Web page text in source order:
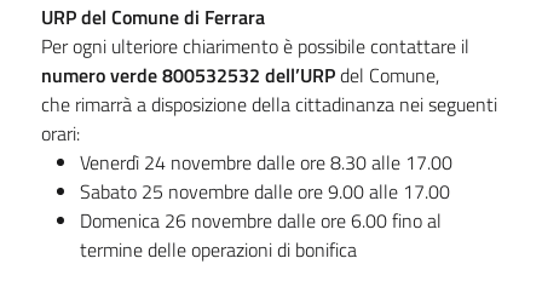
URP del Comune di Ferrara
Per ogni ulteriore chiarimento è possibile contattare il
numero verde 800532532 dell’URPdel Comune,
che rimarrà a disposizione della cittadinanza nei seguenti
orari:
Venerdì 24 novembre dalle ore 8.30 alle 17.00
Sabato 25 novembre dalle ore 9.00 alle 17.00
Domenica 26 novembre dalle ore 6.00 fino al
termine delle operazioni di bonifica